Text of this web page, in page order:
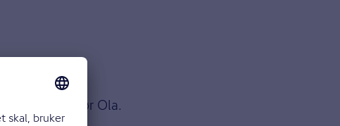
Pål. Så dør Ola.